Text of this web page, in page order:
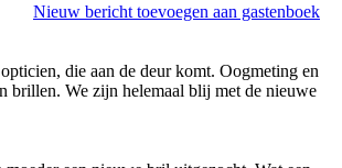
Nieuw bericht toevoegen aan gastenboek
die aan de deur komt. Oogmeting en
brillen. We zijn helemaal blij met de nieuwe